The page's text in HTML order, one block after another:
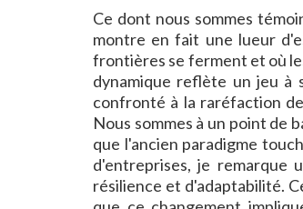
Ce dont nous sommes
montre en fait une lueur
frontières se ferment et où
dynamique reflète un jeu à
confronté à la raréfaction
Nous sommes à un point de
que l'ancien paradigme
d'entreprises, je remarque
résilience et d'adaptabilité.